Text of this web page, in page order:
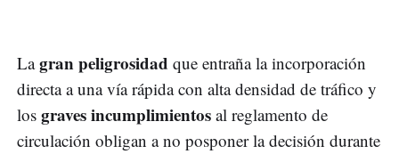
Lagran peligrosidad que entraña la incorporación
directa a una vía rápida con alta densidad de tráfico y
los graves incumplimientos al reglamento de
circulación obligan a no posponer la decisión durante